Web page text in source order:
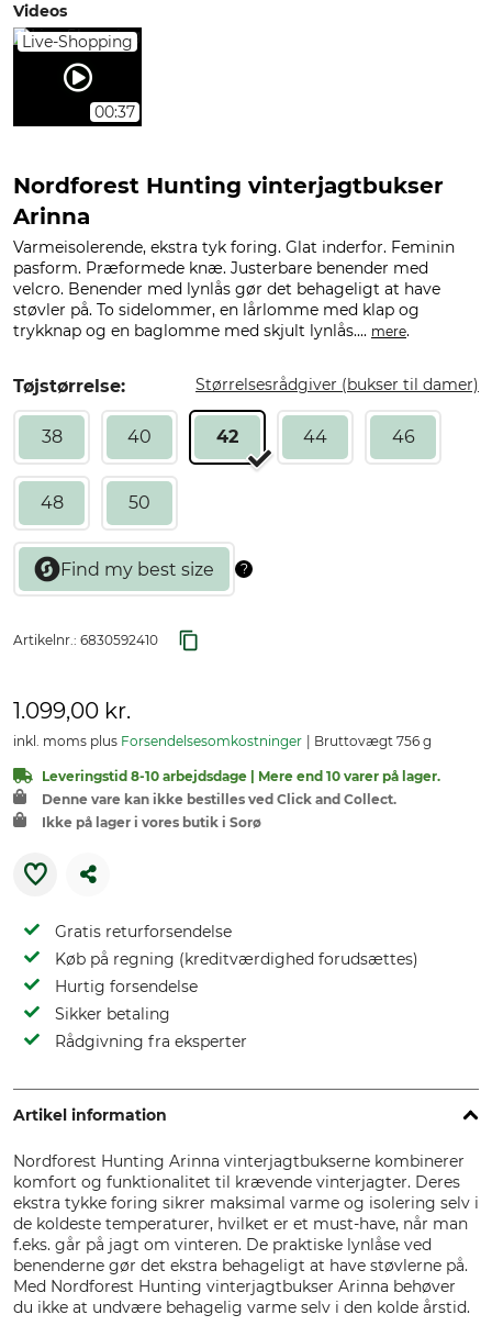
Videos
Live-Shopping
00:37
Nordforest Hunting vinterjagtbukser
Arinna
Varmeisolerende, ekstra tyk foring. Glat inderfor. Feminin
pasform. Præformede knæ. Justerbare benender med
velcro. Benender med lynlås gør det behageligt at have
støvler på. To sidelommer, en lårlomme med klap og
trykknap og en baglomme med skjult lynlås.... mere.
Tøjstørrelse: Størrelsesrådgiver (bukser til damer)
38 40 42 44 46
48 50
Artikelnr.: 6830592410
1.099,00 kr.
inkl. moms plus Forsendelsesomkostninger Bruttovægt 756 g
Leveringstid 8-10 arbejdsdage | Mere end 10 varer på lager.
Denne vare kan ikke bestilles ved Click and Collect.
Ikke på lager i vores butik i Sorø
Gratis returforsendelse
Køb på regning (kreditværdighed forudsættes)
Hurtig forsendelse
Sikker betaling
Rådgivning fra eksperter
Artikel information
Nordforest Hunting Arinna vinterjagtbukserne kombinerer
komfort og funktionalitet til krævende vinterjagter. Deres
ekstra tykke foring sikrer maksimal varme og isolering selv i
de koldeste temperaturer, hvilket er et must-have, når man
f.eks. går på jagt om vinteren. De praktiske lynlåse ved
benenderne gør det ekstra behageligt at have støvlerne på.
Med Nordforest Hunting vinterjagtbukser Arinna behøver
du ikke at undvære behagelig varme selv i den kolde årstid.